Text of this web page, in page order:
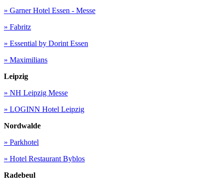
» Garner Hotel Essen - Messe
» Fabritz
» Essential by Dorint Essen
» Maximilians
Leipzig
» NH Leipzig Messe
» LOGINN Hotel Leipzig
Nordwalde
» Parkhotel
» Hotel Restaurant Byblos
Radebeul